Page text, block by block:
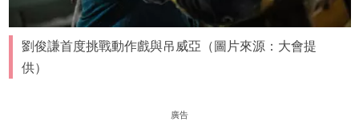
劉俊謙首度挑戰動作戲與吊威亞（圖片來源：大會提
供）
廣告